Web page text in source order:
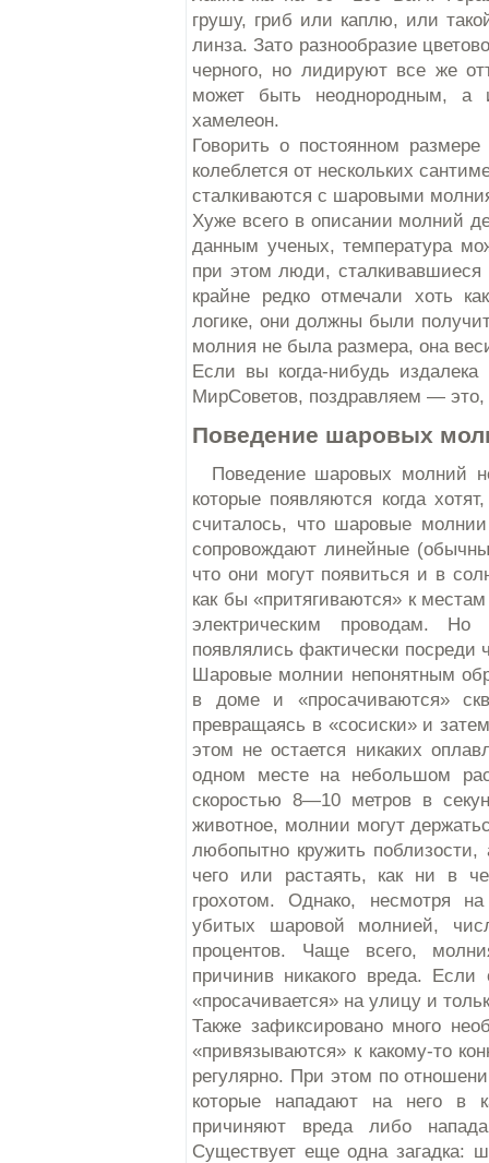
грушу, гриб или каплю, или
линза. Зато разнообразие
черного, но лидируют все же
может быть неоднородным, а
хамелеон.
Говорить о постоянном
колеблется от нескольких
сталкиваются с шаровыми
Хуже всего в описании молний
данным ученых, температура
при этом люди,
крайне редко отмечали хоть
логике, они должны были
молния не была размера, она
Если вы когда-нибудь
МирСоветов, поздравляем —
Поведение шаровых
Поведение шаровых молний
которые появляются когда
считалось, что шаровые
сопровождают линейные
что они могут появиться и в
как бы «притягиваются» к
электрическим проводам.
появлялись фактически посреди
Шаровые молнии непонятным
в доме и «просачиваются»
превращаясь в «сосиски» и
этом не остается никаких
одном месте на небольшом
скоростью 8—10 метров в
животное, молнии могут
любопытно кружить
чего или растаять, как ни в
грохотом. Однако, несмотря
убитых шаровой молнией,
процентов. Чаще всего,
причинив никакого вреда.
«просачивается» на улицу и
Также зафиксировано много
«привязываются» к какому-то
регулярно. При этом по
которые нападают на него в
причиняют вреда либо
Существует еще одна загадка: